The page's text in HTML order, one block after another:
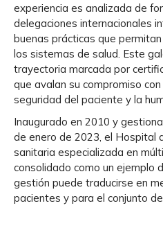
experiencia es analizada de
delegaciones internacionales
buenas prácticas que
los sistemas de salud. Este
trayectoria marcada por
que avalan su compromiso
seguridad del paciente y la
Inaugurado en 2010 y
de enero de 2023, el Hospital
sanitaria especializada en
consolidado como un ejemplo
gestión puede traducirse en
pacientes y para el conjunto